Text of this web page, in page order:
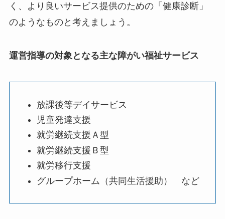
く、より良いサービス提供のための「健康診断」
のようなものと考えましょう。
運営指導の対象となる主な障がい福祉サービス
放課後等デイサービス
児童発達支援
就労継続支援Ａ型
就労継続支援Ｂ型
就労移行支援
グループホーム（共同生活援助） など